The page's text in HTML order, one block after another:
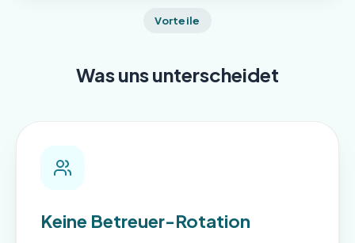
Vorteile
Was uns unterscheidet
Keine Betreuer-Rotation